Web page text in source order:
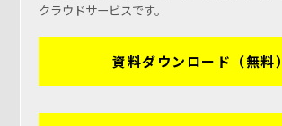
クラウドサービスです。
資料ダウンロード（無料）